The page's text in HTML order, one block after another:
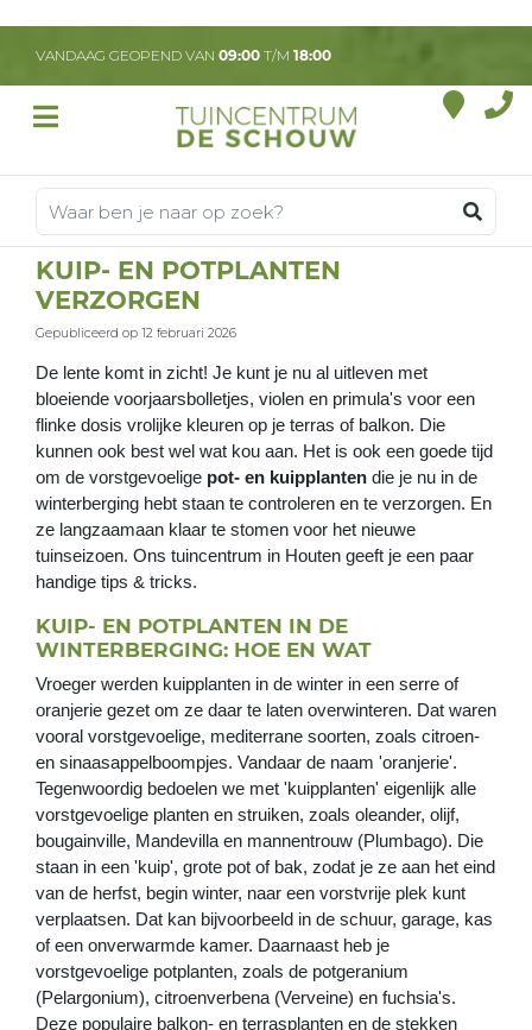
a
t
VANDAAG GEOPEND VAN 09:00 T/M 18:00
KUIP- EN POTPLANTEN
VERZORGEN
Gepubliceerd op 12 februari 2026
De lente komt in zicht! Je kunt je nu al uitleven met
bloeiende voorjaarsbolletjes, violen en primula's voor een
flinke dosis vrolijke kleuren op je terras of balkon. Die
kunnen ook best wel wat kou aan. Het is ook een goede tijd
om de vorstgevoelige pot- en kuipplanten die je nu in de
winterberging hebt staan te controleren en te verzorgen. En
ze langzaamaan klaar te stomen voor het nieuwe
tuinseizoen. Ons tuincentrum in Houten geeft je een paar
handige tips & tricks.
KUIP- EN POTPLANTEN IN DE
WINTERBERGING: HOE EN WAT
Vroeger werden kuipplanten in de winter in een serre of
oranjerie gezet om ze daar te laten overwinteren. Dat waren
vooral vorstgevoelige, mediterrane soorten, zoals citroen-
en sinaasappelboompjes. Vandaar de naam 'oranjerie'.
Tegenwoordig bedoelen we met 'kuipplanten' eigenlijk alle
vorstgevoelige planten en struiken, zoals oleander, olijf,
bougainville, Mandevilla en mannentrouw (Plumbago). Die
staan in een 'kuip', grote pot of bak, zodat je ze aan het eind
van de herfst, begin winter, naar een vorstvrije plek kunt
verplaatsen. Dat kan bijvoorbeeld in de schuur, garage, kas
of een onverwarmde kamer. Daarnaast heb je
vorstgevoelige potplanten, zoals de potgeranium
(Pelargonium), citroenverbena (Verveine) en fuchsia's.
Deze populaire balkon- en terrasplanten en de stekken